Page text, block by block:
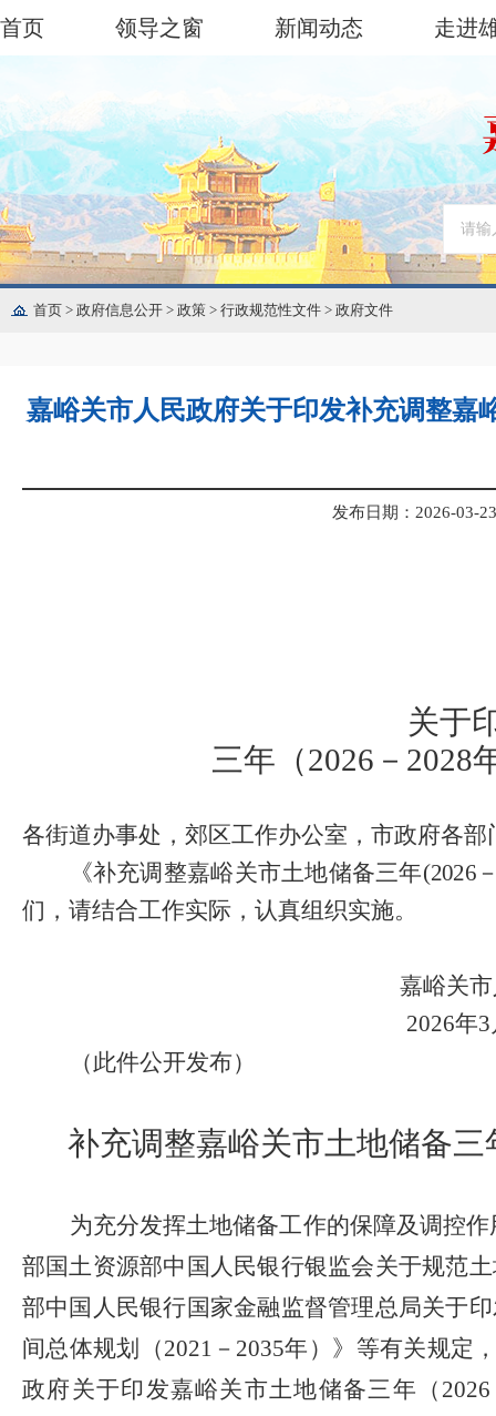
首页 领导之窗 新闻动态 走进
首页 > 政府信息公开 > 政策 > 行政规范性文件 > 政府文件
嘉峪关市人民政府关于印发补充调整嘉
发布日期：2026-03-
关于
三年（2026－2028
各街道办事处，郊区工作办公室，市政府各部
《补充调整嘉峪关市土地储备三年(2026
们，请结合工作实际，认真组织实施。
嘉峪关
2026年3
（此件公开发布）
补充调整嘉峪关市土地储备三
为充分发挥土地储备工作的保障及调控
部国土资源部中国人民银行银监会关于规范
部中国人民银行国家金融监督管理总局关于
间总体规划（2021 － 2035年 ）》 等有关规定
政府关于印发嘉峪关市土地储备三年（ 2026